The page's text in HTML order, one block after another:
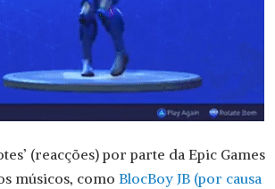
(reacções) por parte da Epic Games
músicos, como BlocBoy JB (por causa